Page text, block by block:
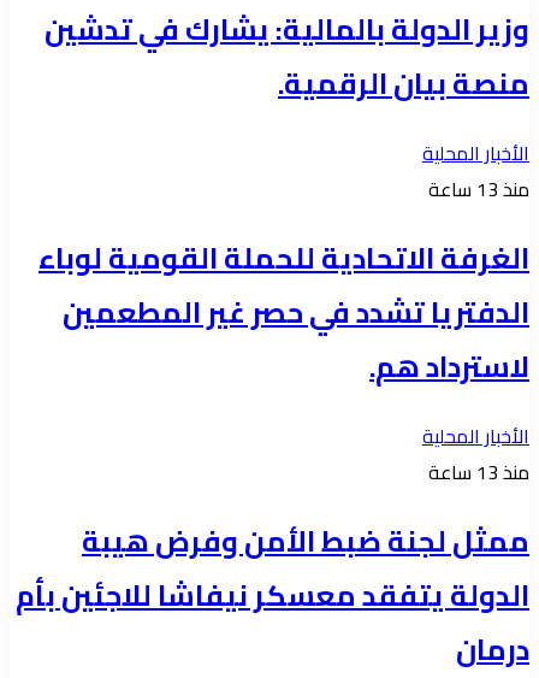
وزير الدولة بالمالية: يشارك في تدشين
منصة بيان الرقمية.
الأخبار المحلية
منذ 13 ساعة
الغرفة الاتحادية للحملة القومية لوباء
الدفتريا تشدد في حصر غير المطعمين
لاسترداد هم.
الأخبار المحلية
منذ 13 ساعة
ممثل لجنة ضبط الأمن وفرض هيبة
الدولة يتفقد معسكر نيفاشا للاجئين بأم
درمان